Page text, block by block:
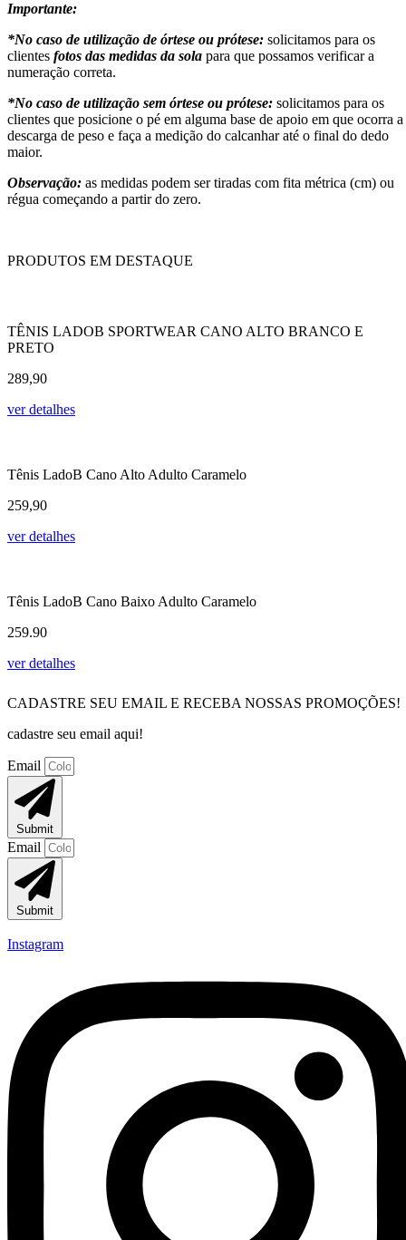
Importante:
*No caso de utilização de órtese ou prótese: solicitamos para os
clientes fotos das medidas da sola para que possamos verificar a
numeração correta.
*No caso de utilização sem órtese ou prótese: solicitamos para os
clientes que posicione o pé em alguma base de apoio em que ocorra a
descarga de peso e faça a medição do calcanhar até o final do dedo
maior.
Observação: as medidas podem ser tiradas com fita métrica (cm) ou
régua começando a partir do zero.
PRODUTOS EM DESTAQUE
TÊNIS LADOB SPORTWEAR CANO ALTO BRANCO E
PRETO
289,90
ver detalhes
Tênis LadoB Cano Alto Adulto Caramelo
259,90
ver detalhes
Tênis LadoB Cano Baixo Adulto Caramelo
259.90
ver detalhes
CADASTRE SEU EMAIL E RECEBA NOSSAS PROMOÇÕES!
cadastre seu email aqui!
Email
Submit
Email
Submit
Instagram